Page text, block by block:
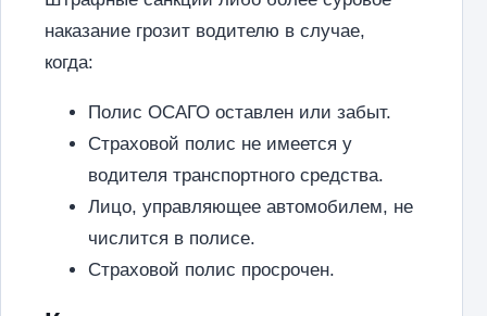
наказание грозит водителю в случае,
когда:
Полис ОСАГО оставлен или забыт.
Страховой полис не имеется у
водителя транспортного средства.
Лицо, управляющее автомобилем, не
числится в полисе.
Страховой полис просрочен.